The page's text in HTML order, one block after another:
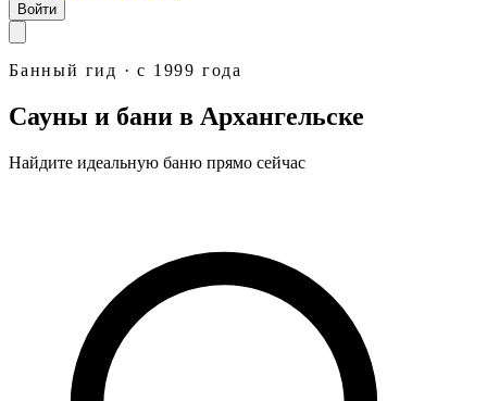
Войти
Банный гид · с 1999 года
Сауны и бани в Архангельске
Найдите идеальную баню прямо сейчас